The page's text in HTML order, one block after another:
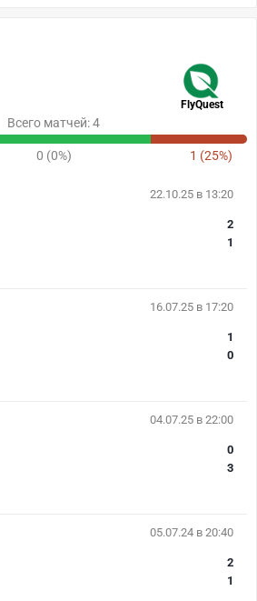
FlyQuest
Всего матчей: 4
0 (0%) 1 (25%)
22.10.25 в 13:20
2
1
16.07.25 в 17:20
1
0
04.07.25 в 22:00
0
3
05.07.24 в 20:40
2
1